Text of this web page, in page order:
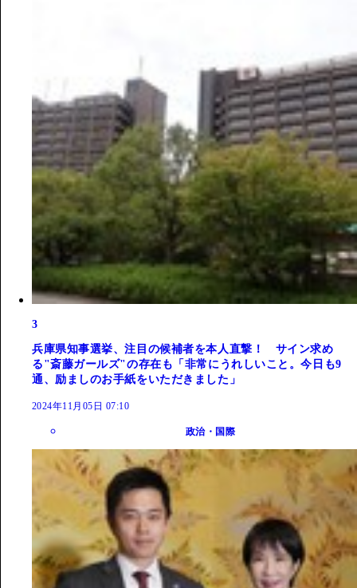
3
兵庫県知事選挙、注目の候補者を本人直撃！ サイン求め
る"斎藤ガールズ"の存在も「非常にうれしいこと。今日も9
通、励ましのお手紙をいただきました」
2024年11月05日 07:10
政治・国際